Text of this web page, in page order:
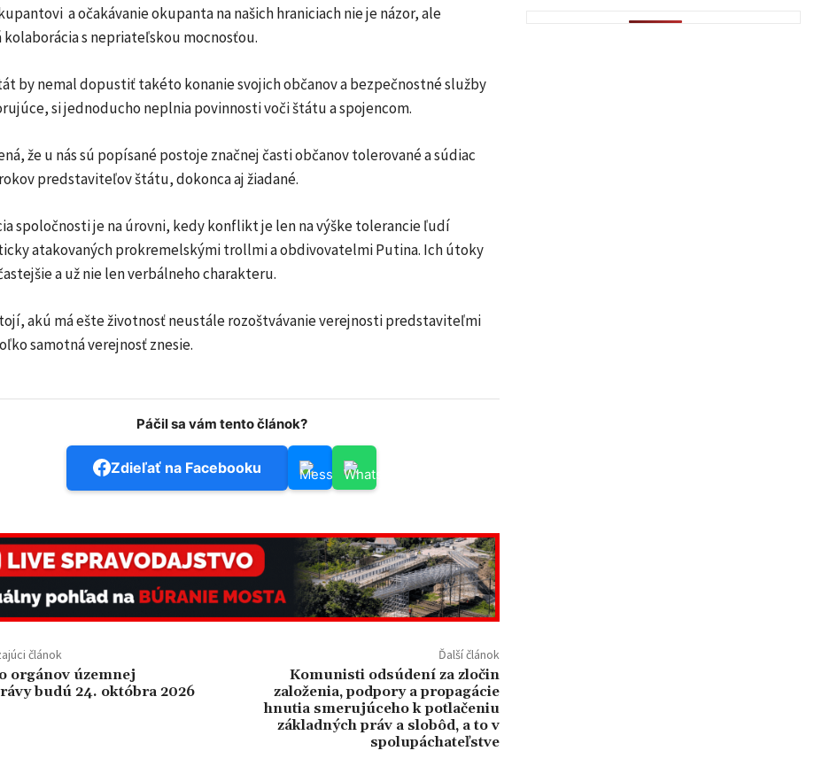
a očakávanie okupanta na našich hraniciach nie je názor, ale
s nepriateľskou mocnosťou.
by nemal dopustiť takéto konanie svojich občanov a bezpečnostné služby
si jednoducho neplnia povinnosti voči štátu a spojencom.
že u nás sú popísané postoje značnej časti občanov tolerované a súdiac
predstaviteľov štátu, dokonca aj žiadané.
spoločnosti je na úrovni, kedy konflikt je len na výške tolerancie ľudí
atakovaných prokremelskými trollmi a obdivovatelmi Putina. Ich útoky
a už nie len verbálneho charakteru.
akú má ešte životnosť neustále rozoštvávanie verejnosti predstaviteľmi
samotná verejnosť znesie.
Páčil sa vám tento článok?
Zdieľať na Facebooku
článok
orgánov územnej
budú 24. októbra 2026
Ďalší článok
Komunisti odsúdení za zločin
založenia, podpory a propagácie
hnutia smerujúceho k potlačeniu
základných práv a slobôd, a to v
spolupáchateľstve